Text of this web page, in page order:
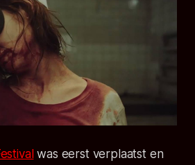
was eerst verplaatst en